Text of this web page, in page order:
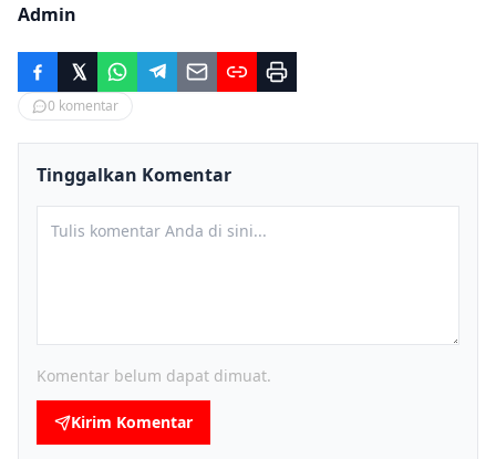
Admin
0 komentar
Tinggalkan Komentar
Komentar belum dapat dimuat.
Kirim Komentar